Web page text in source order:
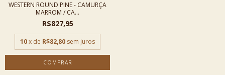
WESTERN ROUND PINE - CAMURÇA
MARROM / CA...
R$827,95
10x de R$82,80 sem juros
COMPRAR